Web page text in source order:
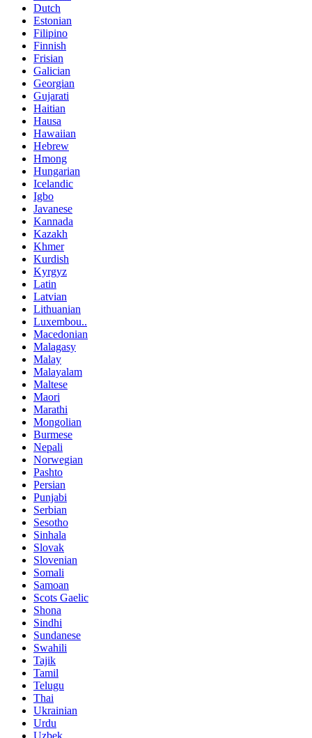
Dutch
Estonian
Filipino
Finnish
Frisian
Galician
Georgian
Gujarati
Haitian
Hausa
Hawaiian
Hebrew
Hmong
Hungarian
Icelandic
Igbo
Javanese
Kannada
Kazakh
Khmer
Kurdish
Kyrgyz
Latin
Latvian
Lithuanian
Luxembou..
Macedonian
Malagasy
Malay
Malayalam
Maltese
Maori
Marathi
Mongolian
Burmese
Nepali
Norwegian
Pashto
Persian
Punjabi
Serbian
Sesotho
Sinhala
Slovak
Slovenian
Somali
Samoan
Scots Gaelic
Shona
Sindhi
Sundanese
Swahili
Tajik
Tamil
Telugu
Thai
Ukrainian
Urdu
Uzbek